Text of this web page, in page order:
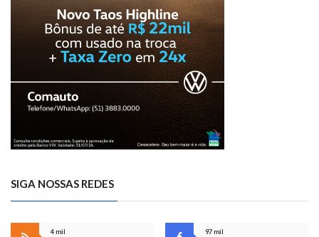
SIGA NOSSAS REDES
4 mil
97 mil